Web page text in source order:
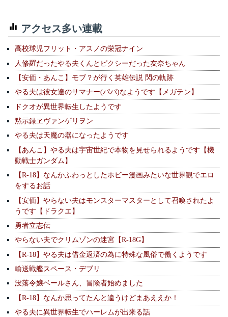
アクセス多い連載
高校球児フリット・アスノの栄冠ナイン
人修羅だったやる夫くんとピクシーだった友奈ちゃん
【安価・あんこ】モブ？が行く英雄伝説 閃の軌跡
やる夫は彼女達のサマナー(パパ)なようです【メガテン】
ドクオが異世界転生したようです
黙示録ヱヴァンゲリヲン
やる夫は天魔の器になったようです
【あんこ】やる夫は宇宙世紀で本物を見せられるようです【機
動戦士ガンダム】
【R-18】なんかふわっとしたホビー漫画みたいな世界観でエロ
をするお話
【安価】やらない夫はモンスターマスターとして召喚されたよ
うです【ドラクエ】
勇者立志伝
やらない夫でクリムゾンの迷宮【R-18G】
【R-18】やる夫は借金返済の為に特殊な風俗で働くようです
輸送戦艦スペース・デブリ
没落令嬢ベールさん、冒険者始めました
【R-18】なんか思ってたんと違うけどまあええか！
やる夫に異世界転生でハーレムが出来る話